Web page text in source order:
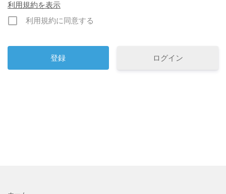
利用規約を表示
利用規約に同意する
ログイン